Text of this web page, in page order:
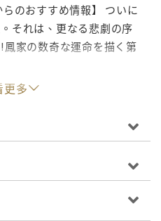
のおすすめ情報】 ついに
それは、更なる悲劇の序
家の数奇な運命を描く第
更多